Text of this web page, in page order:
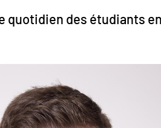
quotidien des étudiants